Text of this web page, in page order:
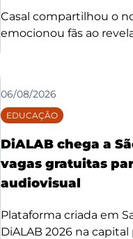
Casal compartilhou o
emocionou fãs ao
06/08/2026
EDUCAÇÃO
DiALAB chega a
vagas gratuitas
audiovisual
Plataforma criada em
DiALAB 2026 na